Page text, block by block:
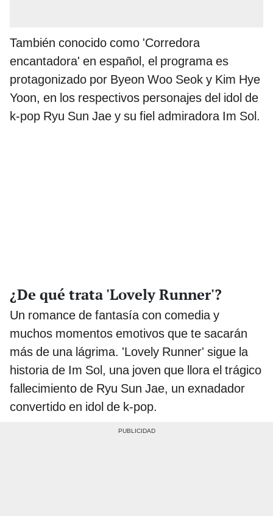
También conocido como 'Corredora
encantadora' en español, el programa es
protagonizado por Byeon Woo Seok y Kim Hye
Yoon, en los respectivos personajes del idol de
k-pop Ryu Sun Jae y su fiel admiradora Im Sol.
¿De qué trata 'Lovely Runner'?
Un romance de fantasía con comedia y
muchos momentos emotivos que te sacarán
más de una lágrima. 'Lovely Runner' sigue la
historia de Im Sol, una joven que llora el trágico
fallecimiento de Ryu Sun Jae, un exnadador
convertido en idol de k-pop.